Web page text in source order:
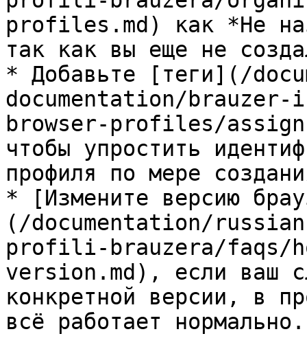
profiles.md) как *Не
так как вы еще не
* Добавьте [теги](/
documentation/
browser-profiles/
чтобы упростить
профиля по мере
* [Измените версию
(/documentation/
profili-brauzera/faqs/
version.md), если ваш
конкретной версии, в
всё работает нормально.